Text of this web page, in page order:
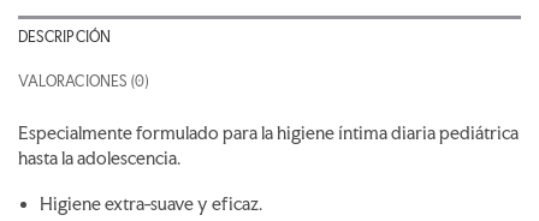
DESCRIPCIÓN
VALORACIONES (0)
Especialmente formulado para la higiene íntima diaria pediátrica
hasta la adolescencia.
Higiene extra-suave y eficaz.